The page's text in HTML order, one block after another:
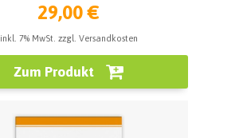
29,00 €
inkl. 7% MwSt. zzgl. Versandkosten
Zum Produkt